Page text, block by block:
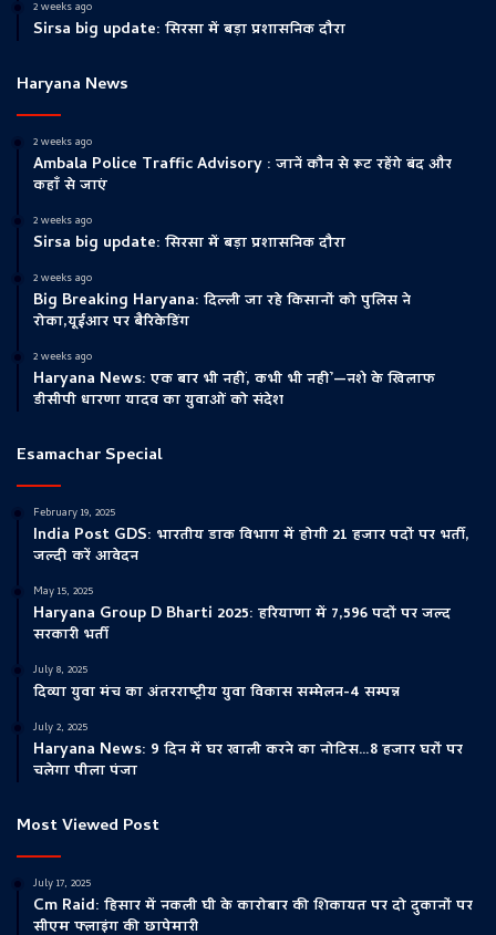
2 weeks ago
Sirsa big update: सिरसा में बड़ा प्रशासनिक दौरा
Haryana News
2 weeks ago
Ambala Police Traffic Advisory : जानें कौन से रूट रहेंगे बंद और
कहाँ से जाएं
2 weeks ago
Sirsa big update: सिरसा में बड़ा प्रशासनिक दौरा
2 weeks ago
Big Breaking Haryana: दिल्ली जा रहे किसानों को पुलिस ने
रोका,यूईआर पर बैरिकेडिंग
2 weeks ago
Haryana News: एक बार भी नहीं, कभी भी नहीं’—नशे के खिलाफ
डीसीपी धारणा यादव का युवाओं को संदेश
Esamachar Special
February 19, 2025
India Post GDS: भारतीय डाक विभाग में होगी 21 हजार पदों पर भर्ती,
जल्दी करें आवेदन
May 15, 2025
Haryana Group D Bharti 2025: हरियाणा में 7,596 पदों पर जल्द
सरकारी भर्ती
July 8, 2025
दिव्या युवा मंच का अंतरराष्ट्रीय युवा विकास सम्मेलन-4 सम्पन्न
July 2, 2025
Haryana News: 9 दिन में घर खाली करने का नोटिस…8 हजार घरों पर
चलेगा पीला पंजा
Most Viewed Post
July 17, 2025
Cm Raid: हिसार में नकली घी के कारोबार की शिकायत पर दो दुकानों पर
सीएम फ्लाइंग की छापेमारी